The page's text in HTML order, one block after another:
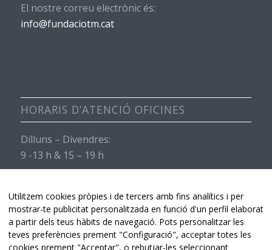
El nostre correu electrònic és:
info@fundaciotm.cat
HORARIS D’ATENCIÓ OFICINES
Dilluns – Divendres:
9 -13 h & 15 – 19 h
Servei de recepció obert de 9 -13 h & 15 – 19 h.
Utilitzem cookies pròpies i de tercers amb fins analítics i per
mostrar-te publicitat personalitzada en funció d'un perfil elaborat
a partir dels teus hàbits de navegació. Pots personalitzar les
teves preferències prement "Configuració", acceptar totes les
cookies prement "Acceptar", o rebutjar-les seleccionant